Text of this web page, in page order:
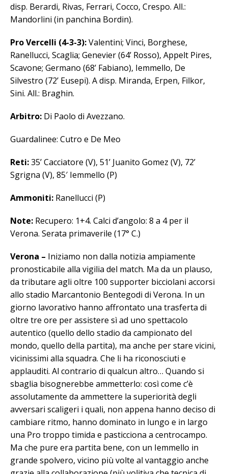
disp. Berardi, Rivas, Ferrari, Cocco, Crespo. All.:
Mandorlini (in panchina Bordin).
Pro Vercelli (4-3-3):Valentini; Vinci, Borghese,
Ranellucci, Scaglia; Genevier (64’ Rosso), Appelt Pires,
Scavone; Germano (68’ Fabiano), Iemmello, De
Silvestro (72’ Eusepi). A disp. Miranda, Erpen, Filkor,
Sini. All.: Braghin.
Arbitro: Di Paolo di Avezzano.
Guardalinee: Cutro e De Meo
Reti:35’ Cacciatore (V), 51’ Juanito Gomez (V), 72’
Sgrigna (V), 85′ Iemmello (P)
Ammoniti: Ranellucci (P)
Note: Recupero: 1+4. Calci d’angolo: 8 a 4 per il
Verona. Serata primaverile (17° C.)
Verona – Iniziamo non dalla notizia ampiamente
pronosticabile alla vigilia del match. Ma da un plauso,
da tributare agli oltre 100 supporter bicciolani accorsi
allo stadio Marcantonio Bentegodi di Verona. In un
giorno lavorativo hanno affrontato una trasferta di
oltre tre ore per assistere sì ad uno spettacolo
autentico (quello dello stadio da campionato del
mondo, quello della partita), ma anche per stare vicini,
vicinissimi alla squadra. Che li ha riconosciuti e
applauditi. Al contrario di qualcun altro… Quando si
sbaglia bisognerebbe ammetterlo: così come c’è
assolutamente da ammettere la superiorità degli
avversari scaligeri i quali, non appena hanno deciso di
cambiare ritmo, hanno dominato in lungo e in largo
una Pro troppo timida e pasticciona a centrocampo.
Ma che pure era partita bene, con un Iemmello in
grande spolvero, vicino più volte al vantaggio anche